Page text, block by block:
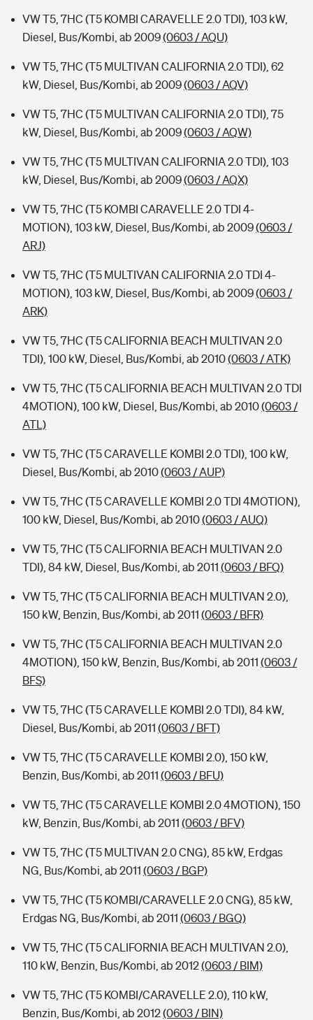
VW T5, 7HC (T5 KOMBI CARAVELLE 2.0 TDI), 103 kW,
Diesel, Bus/Kombi, ab 2009(0603 / AQU)
VW T5, 7HC (T5 MULTIVAN CALIFORNIA 2.0 TDI), 62
kW, Diesel, Bus/Kombi, ab 2009(0603 / AQV)
VW T5, 7HC (T5 MULTIVAN CALIFORNIA 2.0 TDI), 75
kW, Diesel, Bus/Kombi, ab 2009(0603 / AQW)
VW T5, 7HC (T5 MULTIVAN CALIFORNIA 2.0 TDI), 103
kW, Diesel, Bus/Kombi, ab 2009(0603 / AQX)
VW T5, 7HC (T5 KOMBI CARAVELLE 2.0 TDI 4-
MOTION), 103 kW, Diesel, Bus/Kombi, ab 2009(0603 /
ARJ)
VW T5, 7HC (T5 MULTIVAN CALIFORNIA 2.0 TDI 4-
MOTION), 103 kW, Diesel, Bus/Kombi, ab 2009(0603 /
ARK)
VW T5, 7HC (T5 CALIFORNIA BEACH MULTIVAN 2.0
TDI), 100 kW, Diesel, Bus/Kombi, ab 2010(0603 / ATK)
VW T5, 7HC (T5 CALIFORNIA BEACH MULTIVAN 2.0 TDI
4MOTION), 100 kW, Diesel, Bus/Kombi, ab 2010(0603 /
ATL)
VW T5, 7HC (T5 CARAVELLE KOMBI 2.0 TDI), 100 kW,
Diesel, Bus/Kombi, ab 2010(0603 / AUP)
VW T5, 7HC (T5 CARAVELLE KOMBI 2.0 TDI 4MOTION),
100 kW, Diesel, Bus/Kombi, ab 2010(0603 / AUQ)
VW T5, 7HC (T5 CALIFORNIA BEACH MULTIVAN 2.0
TDI), 84 kW, Diesel, Bus/Kombi, ab 2011 (0603 / BFQ)
VW T5, 7HC (T5 CALIFORNIA BEACH MULTIVAN 2.0),
150 kW, Benzin, Bus/Kombi, ab 2011 (0603 / BFR)
VW T5, 7HC (T5 CALIFORNIA BEACH MULTIVAN 2.0
4MOTION), 150 kW, Benzin, Bus/Kombi, ab 2011 (0603 /
BFS)
VW T5, 7HC (T5 CARAVELLE KOMBI 2.0 TDI), 84 kW,
Diesel, Bus/Kombi, ab 2011 (0603 / BFT)
VW T5, 7HC (T5 CARAVELLE KOMBI 2.0), 150 kW,
Benzin, Bus/Kombi, ab 2011 (0603 / BFU)
VW T5, 7HC (T5 CARAVELLE KOMBI 2.0 4MOTION), 150
kW, Benzin, Bus/Kombi, ab 2011 (0603 / BFV)
VW T5, 7HC (T5 MULTIVAN 2.0 CNG), 85 kW, Erdgas
NG, Bus/Kombi, ab 2011 (0603 / BGP)
VW T5, 7HC (T5 KOMBI/CARAVELLE 2.0 CNG), 85 kW,
Erdgas NG, Bus/Kombi, ab 2011 (0603 / BGQ)
VW T5, 7HC (T5 CALIFORNIA BEACH MULTIVAN 2.0),
110 kW, Benzin, Bus/Kombi, ab 2012(0603 / BIM)
VW T5, 7HC (T5 KOMBI/CARAVELLE 2.0), 110 kW,
Benzin, Bus/Kombi, ab 2012(0603 / BIN)